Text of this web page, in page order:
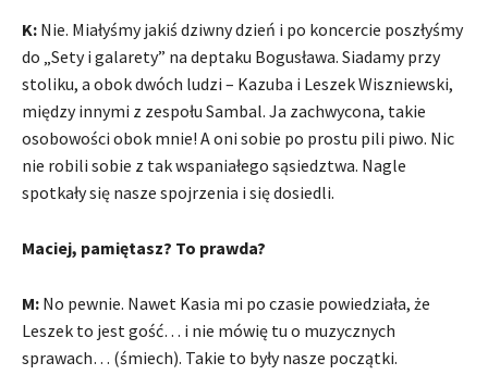
K: Nie. Miałyśmy jakiś dziwny dzień i po koncercie poszłyśmy
do „Sety i galarety” na deptaku Bogusława. Siadamy przy
stoliku, a obok dwóch ludzi – Kazuba i Leszek Wiszniewski,
między innymi z zespołu Sambal. Ja zachwycona, takie
osobowości obok mnie! A oni sobie po prostu pili piwo. Nic
nie robili sobie z tak wspaniałego sąsiedztwa. Nagle
spotkały się nasze spojrzenia i się dosiedli.
Maciej, pamiętasz? To prawda?
M: No pewnie. Nawet Kasia mi po czasie powiedziała, że
Leszek to jest gość… i nie mówię tu o muzycznych
sprawach… (śmiech). Takie to były nasze początki.